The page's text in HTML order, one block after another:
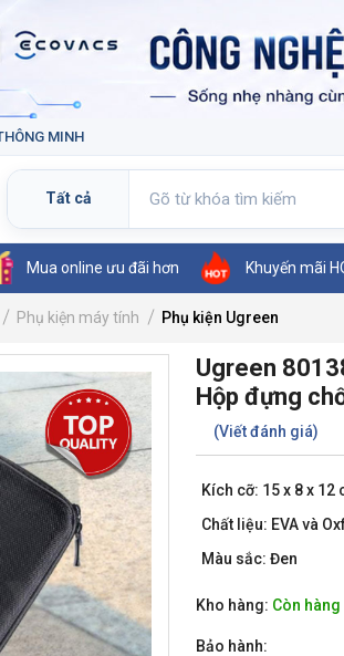
MINH
Mua online ưu đãi hơn Khuyến mãi
Phụ kiện máy tính Phụ kiện Ugreen
Ugreen
Hộp đựng
(Viết đánh giá)
Kích cỡ: 15 x 8 x 12
Chất liệu: EVA và
Màu sắc: Đen
Kho hàng: Còn hàng
Bảo hành: